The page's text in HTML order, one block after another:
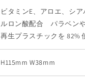
ビタミンE、アロエ、シ
ルロン酸配合 パラベン
再生プラスチックを 82%
H115mm W38mm